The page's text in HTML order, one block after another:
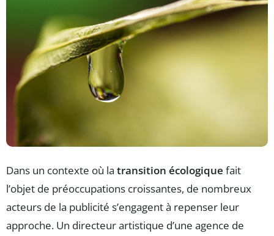
Dans un contexte où la transition écologique fait
l’objet de préoccupations croissantes, de nombreux
acteurs de la publicité s’engagent à repenser leur
approche. Un directeur artistique d’une agence de